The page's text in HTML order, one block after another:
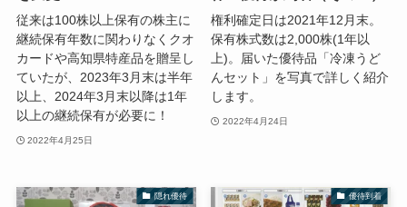
従来は100株以上保有の株主に
継続保有年数に関わりなくクオ
カードや高知県特産品を贈呈し
ていたが、2023年3月末は半年
以上、2024年3月末以降は1年
以上の継続保有が必要に！
2022年4月25日
権利確定日は2021年12月末。
保有株式数は2,000株(1年以
上)。届いた優待品「冷凍うど
んセット」を写真で詳しく紹介
します。
2022年4月24日
隠れ優待 優待到着